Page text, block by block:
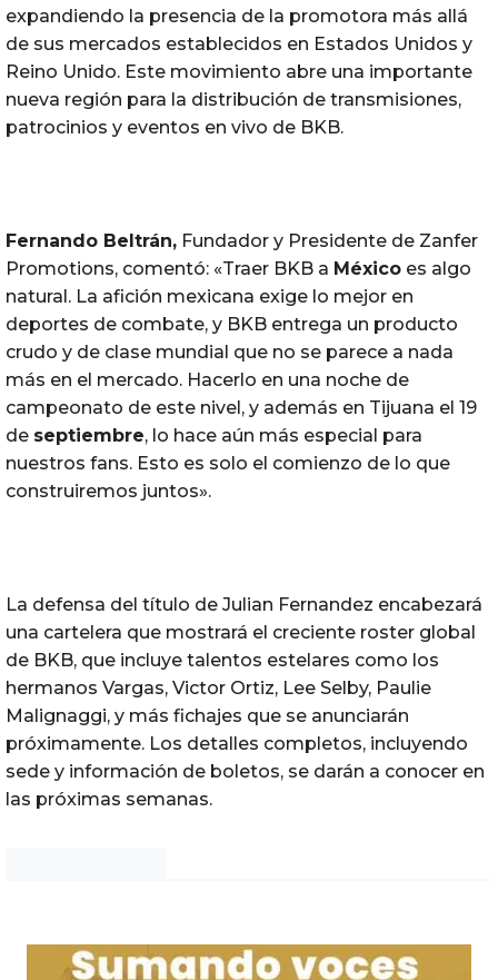
expandiendo la presencia de la promotora más allá
de sus mercados establecidos en Estados Unidos y
Reino Unido. Este movimiento abre una importante
nueva región para la distribución de transmisiones,
patrocinios y eventos en vivo de BKB.
Fernando Beltrán, Fundador y Presidente de Zanfer
Promotions, comentó: «Traer BKB a México es algo
natural. La afición mexicana exige lo mejor en
deportes de combate, y BKB entrega un producto
crudo y de clase mundial que no se parece a nada
más en el mercado. Hacerlo en una noche de
campeonato de este nivel, y además en Tijuana el 19
de septiembre, lo hace aún más especial para
nuestros fans. Esto es solo el comienzo de lo que
construiremos juntos».
La defensa del título de Julian Fernandez encabezará
una cartelera que mostrará el creciente roster global
de BKB, que incluye talentos estelares como los
hermanos Vargas, Victor Ortiz, Lee Selby, Paulie
Malignaggi, y más fichajes que se anunciarán
próximamente. Los detalles completos, incluyendo
sede y información de boletos, se darán a conocer en
las próximas semanas.